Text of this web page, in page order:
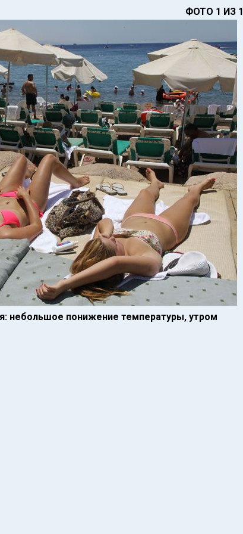
ФОТО 1 ИЗ 1
небольшое понижение температуры, утром